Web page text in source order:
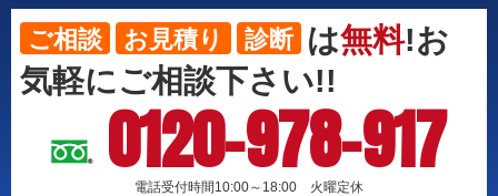
ご相談 お見積り 診断 は無料!お
気軽にご相談下さい!!
0120-978-917
電話受付時間10:00～18:00 火曜定休